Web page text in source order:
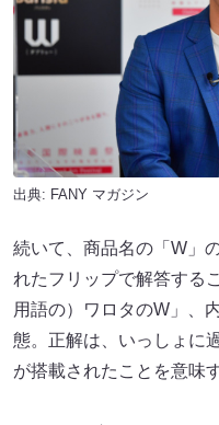
出典: FANY マガジン
続いて、商品名の「W」
れたフリップで解答する
用語の）ワロタのW」、
態。正解は、いっしょに
が搭載されたことを意味